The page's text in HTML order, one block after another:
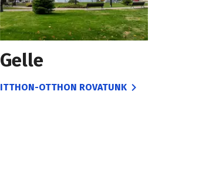
Gelle
ITTHON-OTTHON ROVATUNK